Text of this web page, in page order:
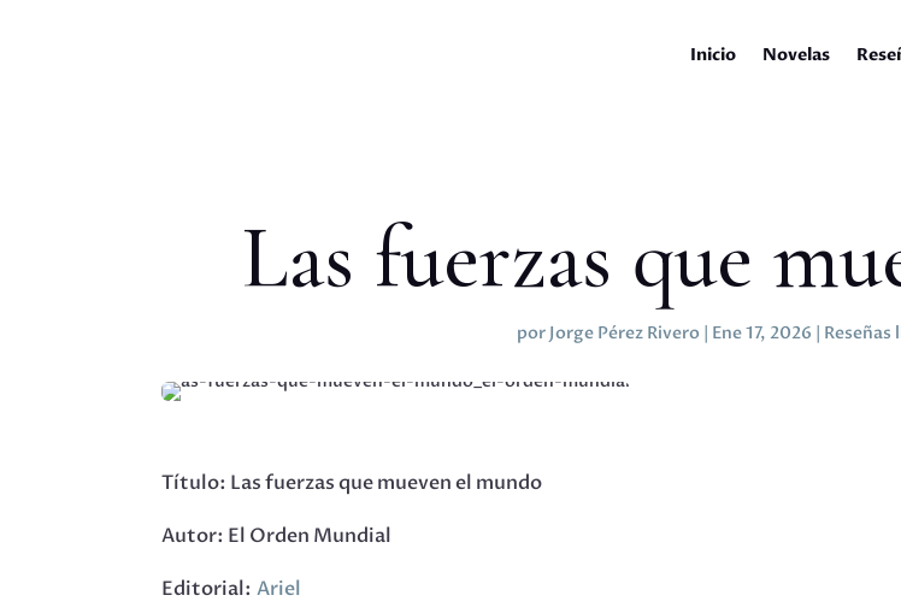
Inicio Novelas
Las fuerzas que
por Jorge Pérez Rivero | Ene 17, 2026 | Reseñas
Título: Las fuerzas que mueven el mundo
Autor: El Orden Mundial
Editorial:Ariel